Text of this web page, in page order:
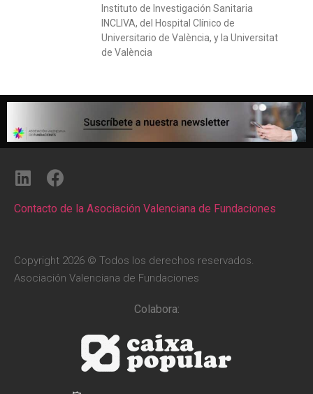
Instituto de Investigación Sanitaria
INCLIVA, del Hospital Clínico de
Universitario de València, y la Universitat
de València
Contacto de la Asociación Valenciana de Fundaciones
Copyright 2026 © Todos los derechos reservados.
Asociación Valenciana de Fundaciones
Colabora: